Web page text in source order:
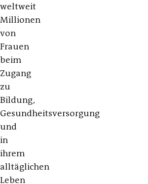
weltweit
Millionen
von
Frauen
beim
Zugang
zu
Bildung,
Gesundheitsversorgung
und
in
ihrem
alltäglichen
Leben